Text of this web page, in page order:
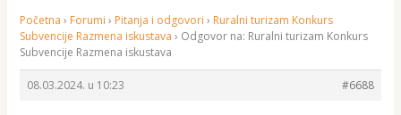
Početna › Forumi › Pitanja i odgovori › Ruralni turizam Konkurs
Subvencije Razmena iskustava › Odgovor na: Ruralni turizam Konkurs
Subvencije Razmena iskustava
08.03.2024. u 10:23 #6688